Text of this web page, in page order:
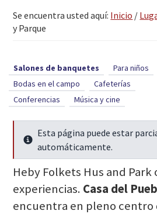
Se encuentra usted aquí: Inicio /
y Parque
Salones de banquetes
Para niños
Bodas en el campo
Cafeterías
Conferencias
Música y cine
Seguir leyendo
Esta página puede estar
automáticamente.
Heby Folkets Hus and
experiencias. Casa del
encuentra en pleno centro